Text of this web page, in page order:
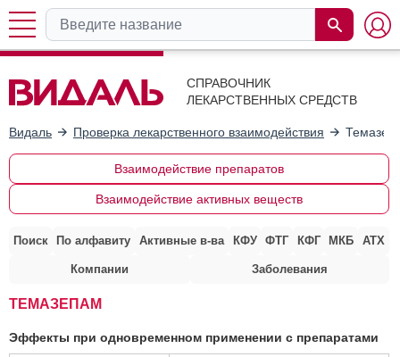
СПРАВОЧНИК
ЛЕКАРСТВЕННЫХ СРЕДСТВ
Видаль Проверка лекарственного взаимодействия
Взаимодействие препаратов
Взаимодействие активных веществ
Поиск По алфавиту Активные в-ва КФУ ФТГ КФГ МКБ АТХ
Компании Заболевания
ТЕМАЗЕПАМ
Эффекты при одновременном применении с препаратами